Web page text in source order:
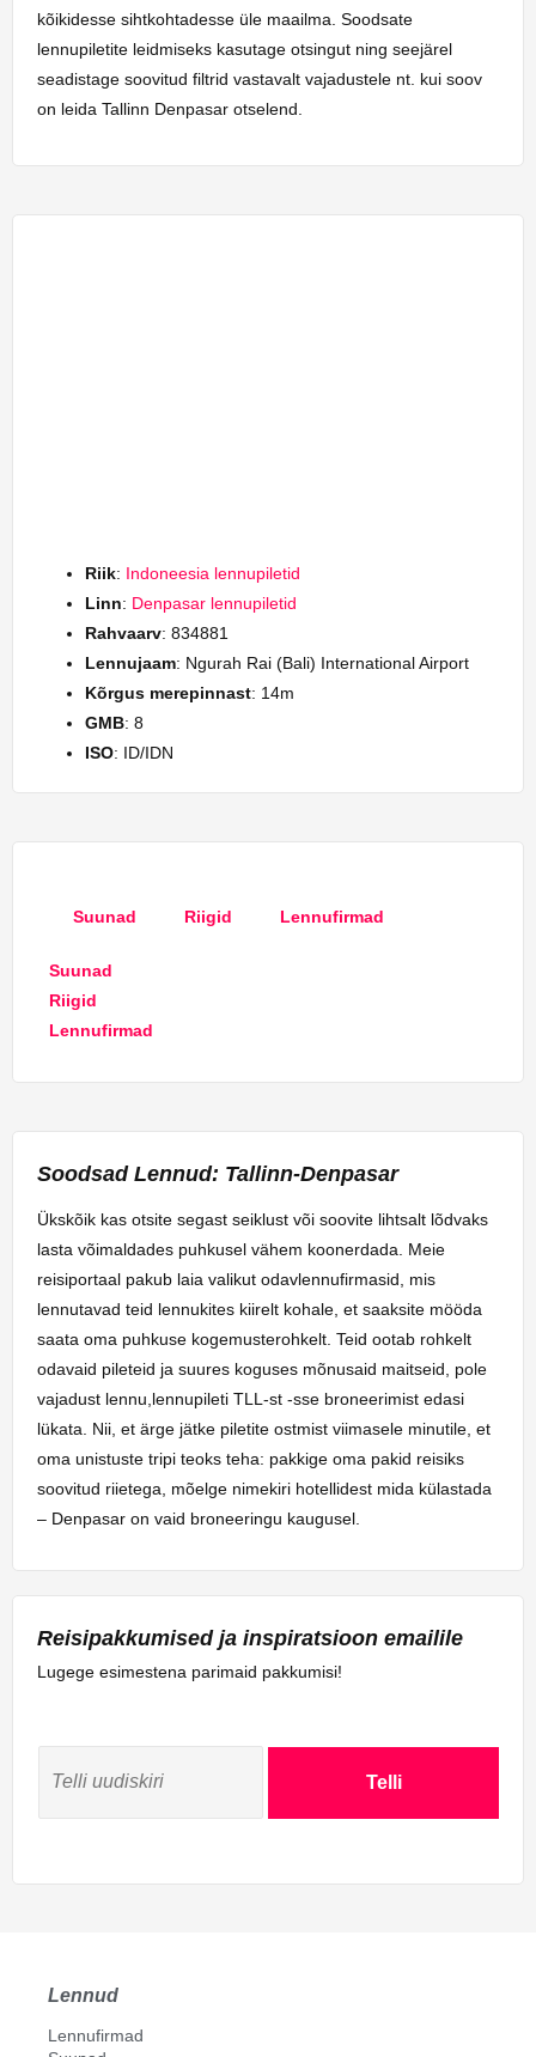
kõikidesse sihtkohtadesse üle maailma. Soodsate
lennupiletite leidmiseks kasutage otsingut ning seejärel
seadistage soovitud filtrid vastavalt vajadustele nt. kui soov
on leida Tallinn Denpasar otselend.
Riik: Indoneesia lennupiletid
Linn: Denpasar lennupiletid
Rahvaarv: 834881
Lennujaam: Ngurah Rai (Bali) International Airport
Kõrgus merepinnast: 14m
GMB: 8
ISO: ID/IDN
Suunad Riigid Lennufirmad
Suunad
Riigid
Lennufirmad
Soodsad Lennud: Tallinn-Denpasar
Ükskõik kas otsite segast seiklust või soovite lihtsalt lõdvaks
lasta võimaldades puhkusel vähem koonerdada. Meie
reisiportaal pakub laia valikut odavlennufirmasid, mis
lennutavad teid lennukites kiirelt kohale, et saaksite mööda
saata oma puhkuse kogemusterohkelt. Teid ootab rohkelt
odavaid pileteid ja suures koguses mõnusaid maitseid, pole
vajadust lennu,lennupileti TLL-st -sse broneerimist edasi
lükata. Nii, et ärge jätke piletite ostmist viimasele minutile, et
oma unistuste tripi teoks teha: pakkige oma pakid reisiks
soovitud riietega, mõelge nimekiri hotellidest mida külastada
– Denpasar on vaid broneeringu kaugusel.
Reisipakkumised ja inspiratsioon emailile
Lugege esimestena parimaid pakkumisi!
Telli
Lennud
Lennufirmad